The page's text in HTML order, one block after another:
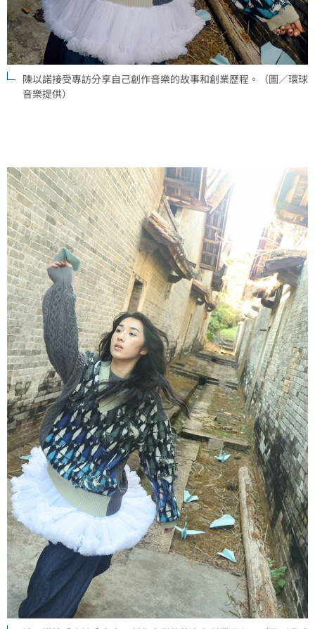
陳以諾接受專訪分享自己創作音樂的故事和創業歷程。（圖／環球
音樂提供）